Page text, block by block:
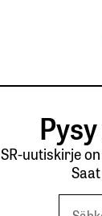
SR-uutiskirje